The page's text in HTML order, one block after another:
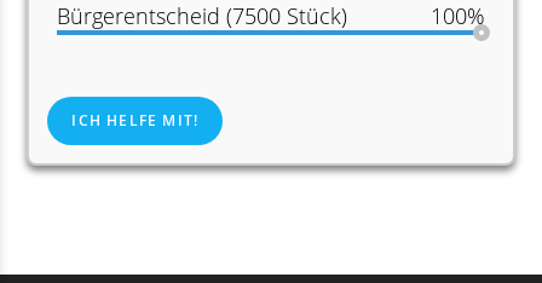
Bürgerentscheid (7500 Stück) 100%
ICH HELFE MIT!